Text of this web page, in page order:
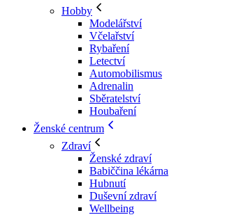
Hobby
Modelářství
Včelařství
Rybaření
Letectví
Automobilismus
Adrenalin
Sběratelství
Houbaření
Ženské centrum
Zdraví
Ženské zdraví
Babiččina lékárna
Hubnutí
Duševní zdraví
Wellbeing